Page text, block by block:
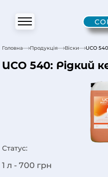
Головна Продукція Віски UCO 540
UCO 540: Рідкий
Статус:
1 л -700 грн